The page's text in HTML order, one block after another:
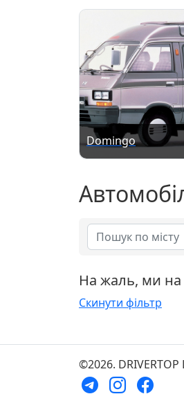
Domingo
На жаль, ми
Скинути фільтр
©2026.